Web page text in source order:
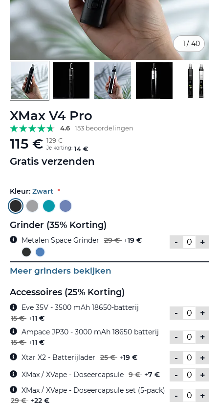
XMax V4 Pro
4.6 153 beoordelingen
115 € 129 €
Je korting: 14 €
Gratis verzenden
Kleur: Zwart
Grinder (35% Korting)
-
+
Metalen Space Grinder 29 € +19 €
Meer grinders bekijken
Accessoires (25% Korting)
-
+
Eve 35V - 3500 mAh 18650-batterij
15 € +11 €
- +
Ampace JP30 - 3000 mAh 18650 batterij
15 € +11 €
- +
Xtar X2 - Batterijlader 25 € +19 €
- +
XMax / XVape - Doseercapsule 9 € +7 €
- +
XMax / XVape - Doseercapsule set (5-pack)
29 € +22 €
1 / 40
naar
het
begin
van
afbeeldingen-